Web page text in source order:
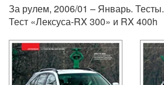
За рулем, 2006/01 – Январь. Тесты.
Тест «Лексуса-RX 300» и RX 400h